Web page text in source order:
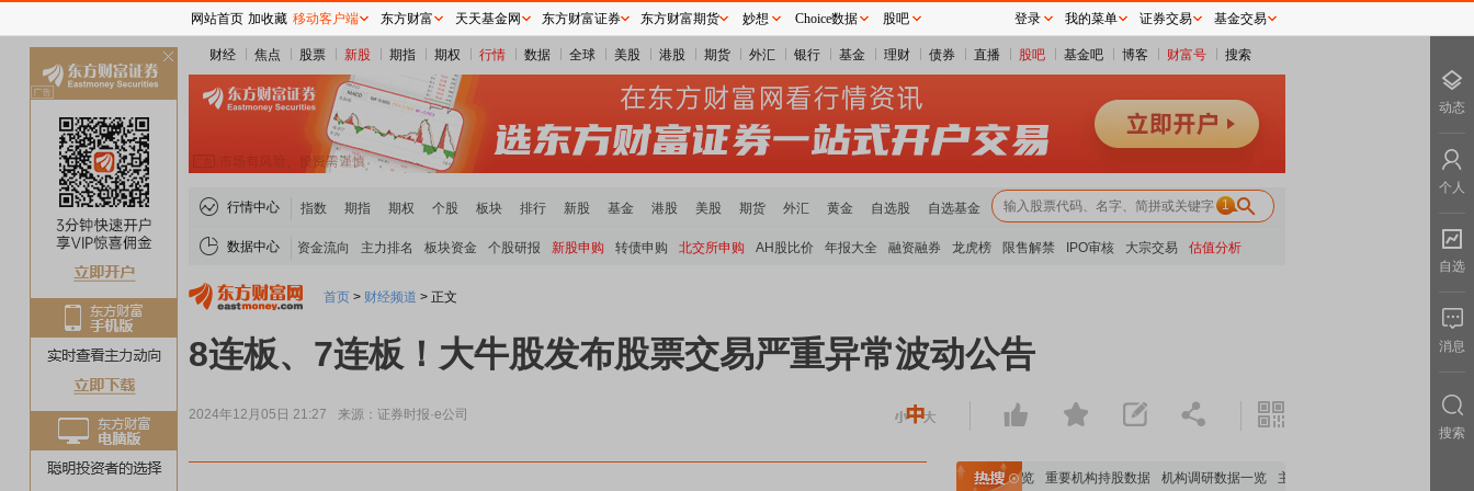
财经 焦点 股票 新股 期指 期权 行情 数据 全球 美股 港股 期货 外汇 银行 基金 理财 债券 直播 股吧 基金吧 博客 财富号 搜索
行情中心 指数 期指 期权 个股 板块 排行 新股 基金 港股 美股 期货 外汇 黄金 自选股 自选基金 1
数据中心 资金流向 主力排名 板块资金 个股研报 新股申购 转债申购 北交所申购 AH股比价 年报大全 融资融券 龙虎榜 限售解禁 IPO审核 大宗交易 估值分析
首页 > 财经频道 > 正文
8连板、7连板！大牛股发布股票交易严重异常波动公告
2024年12月05日 21:27 来源：证券时报·e公司
A股估值分析全览 重要机构持股数据 机构调研数据一览 主力最新动向
网站首页 加收藏 移动客户端 东方财富 天天基金网 东方财富证券 东方财富期货 妙想 Choice数据 股吧 登录 我的菜单 证券交易 基金交易
动态
个人
自选
消息
搜索
关